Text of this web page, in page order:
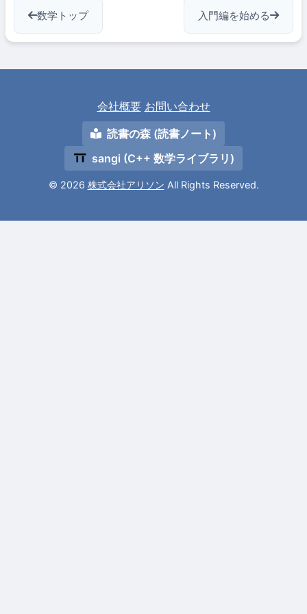
数学トップ 入門編を始める
会社概要 お問い合わせ
読書の森 (読書ノート)
sangi (C++ 数学ライブラリ)
© 2026 株式会社アリソン All Rights Reserved.